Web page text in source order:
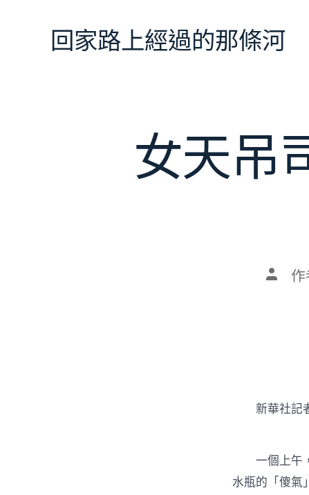
回家路上經過的那條河
女天吊
文 作
新華社記
一個上午，
水瓶的「傻氣